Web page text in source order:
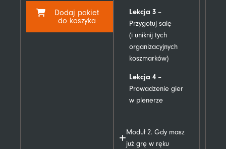
Dodaj pakiet
do koszyka
Lekcja 3 –
Przygotuj salę
(i uniknij tych
organizacyjnych
koszmarków)
Lekcja 4 –
Prowadzenie gier
w plenerze
Moduł 2. Gdy masz
już grę w ręku